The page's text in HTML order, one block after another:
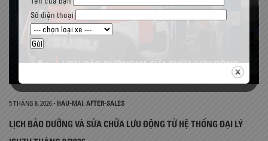
5 THÁNG 8, 2026- HAU-MAI, AFTER-SALES
LỊCH BẢO DƯỠNG VÀ SỬA CHỮA LƯU ĐỘNG TỪ HỆ THỐNG ĐẠI LÝ
Số điện thoại